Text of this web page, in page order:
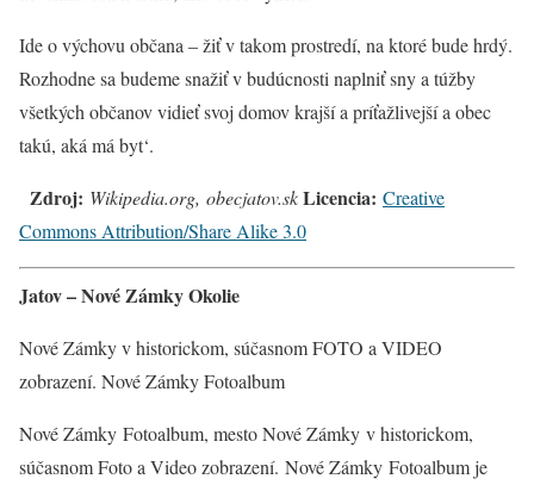
Ide o výchovu občana – žiť v takom prostredí, na ktoré bude hrdý.
Rozhodne sa budeme snažiť v budúcnosti naplniť sny a túžby
všetkých občanov vidieť svoj domov krajší a príťažlivejší a obec
takú, aká má byt‘.
Zdroj: Wikipedia.org, obecjatov.skLicencia: Creative
Commons Attribution/Share Alike 3.0
Jatov – Nové Zámky Okolie
Nové Zámky v historickom, súčasnom FOTO a VIDEO
zobrazení. Nové Zámky Fotoalbum
Nové Zámky Fotoalbum, mesto Nové Zámky v historickom,
súčasnom Foto a Video zobrazení. Nové Zámky Fotoalbum je